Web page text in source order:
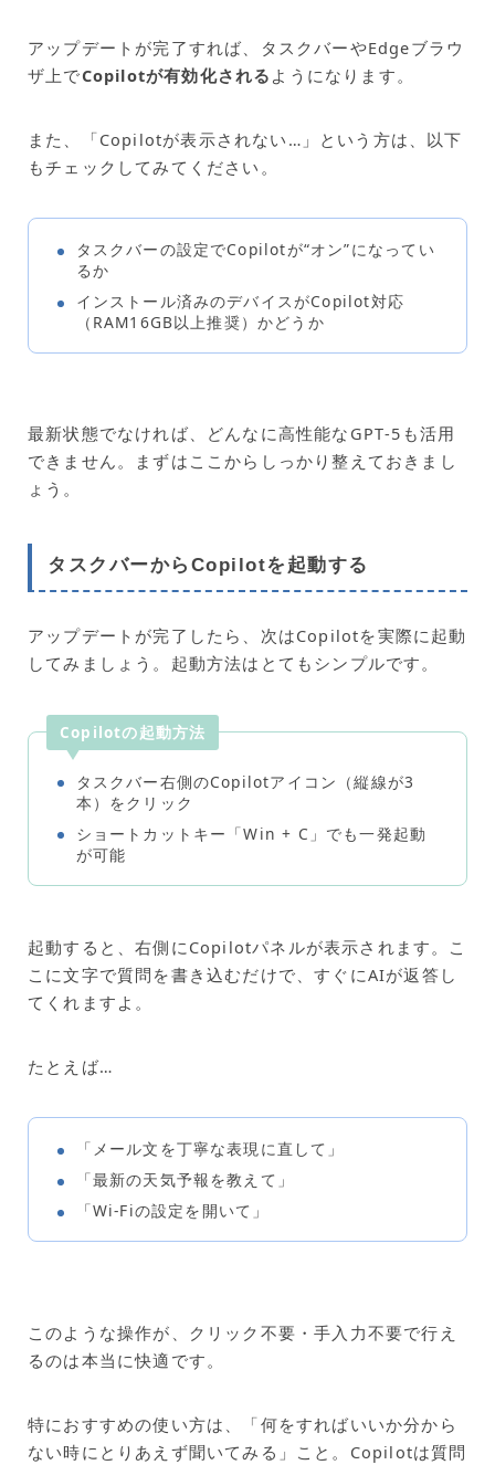
アップデートが完了すれば、タスクバーやEdgeブラウ
ザ上でCopilotが有効化される ようになります。
また、「Copilotが表示されない…」という方は、以下
もチェックしてみてください。
タスクバーの設定でCopilotが“オン”になってい
るか
インストール済みのデバイスがCopilot対応
（RAM16GB以上推奨）かどうか
最新状態でなければ、どんなに高性能なGPT‑5も活用
できません。まずはここからしっかり整えておきまし
ょう。
タスクバーからCopilotを起動する
アップデートが完了したら、次はCopilotを実際に起動
してみましょう。起動方法はとてもシンプルです。
Copilotの起動方法
タスクバー右側のCopilotアイコン（縦線が3
本）をクリック
ショートカットキー「Win + C」でも一発起動
が可能
起動すると、右側にCopilotパネルが表示されます。こ
こに文字で質問を書き込むだけで、すぐにAIが返答し
てくれますよ。
たとえば…
「メール文を丁寧な表現に直して」
「最新の天気予報を教えて」
「Wi-Fiの設定を開いて」
このような操作が、クリック不要・手入力不要で行え
るのは本当に快適です。
特におすすめの使い方は、「何をすればいいか分から
ない時にとりあえず聞いてみる」こと。Copilotは質問